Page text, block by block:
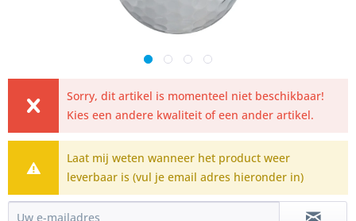
Sorry, dit artikel is momenteel niet beschikbaar!
Kies een andere kwaliteit of een ander artikel.
Laat mij weten wanneer het product weer
leverbaar is (vul je email adres hieronder in)